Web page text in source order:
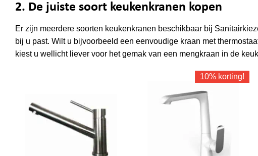
2. De juiste soort keukenkranen kopen
Er zijn meerdere soorten keukenkranen beschikbaar bij
bij u past. Wilt u bijvoorbeeld een eenvoudige kraan met
kiest u wellicht liever voor het gemak van een mengkraan in de
10% korting!